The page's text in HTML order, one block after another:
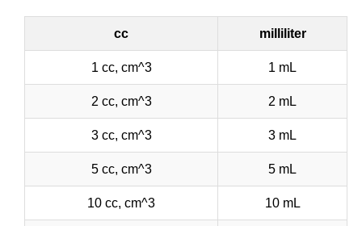
cc milliliter
1 cc, cm^3 1 mL
2 cc, cm^3 2 mL
3 cc, cm^3 3 mL
5 cc, cm^3 5 mL
10 cc, cm^3 10 mL